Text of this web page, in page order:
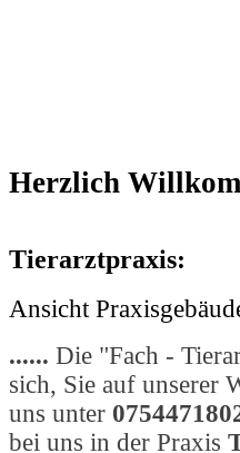
Herzlich
Tierarztpraxis:
Ansicht
...... Die "Fach -
sich, Sie auf unserer
uns unter
bei uns in der Praxis